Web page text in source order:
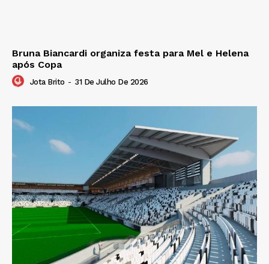
Bruna Biancardi organiza festa para Mel e Helena
após Copa
Jota Brito - 31 De Julho De 2026